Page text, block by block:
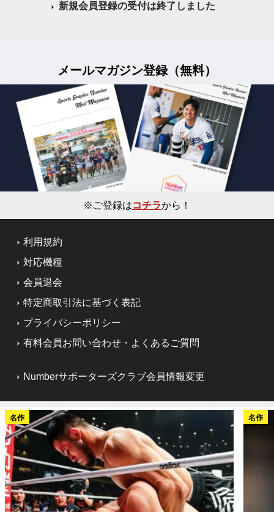
新規会員登録の受付は終了しました
メールマガジン登録（無料）
※ご登録はコチラから！
利用規約
対応機種
会員退会
特定商取引法に基づく表記
プライバシーポリシー
有料会員お問い合わせ・よくあるご質問
Numberサポーターズクラブ会員情報変更
名作 名作